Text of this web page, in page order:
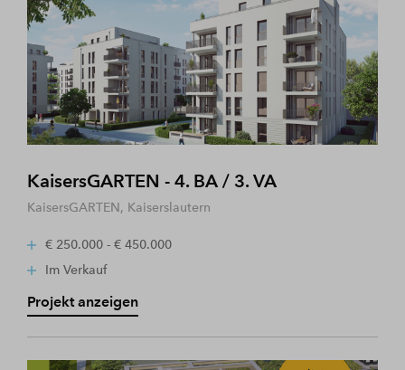
KaisersGARTEN - 4. BA / 3. VA
KaisersGARTEN, Kaiserslautern
€ 250.000 - € 450.000
Im Verkauf
Projekt anzeigen